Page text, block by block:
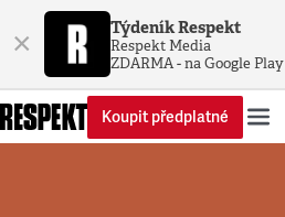
× Týdeník Respekt
Respekt Media
ZDARMA - na Google Play
Koupit předplatné